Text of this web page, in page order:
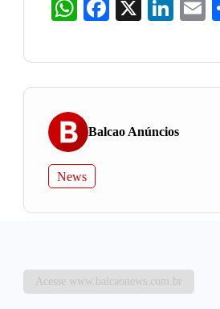
WhatsAppFacebook
Balcao Anúncios
News
Acesse www.balcaonews.com.br